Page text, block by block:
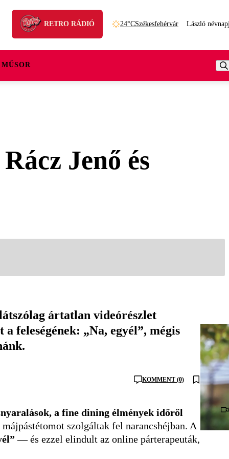
RETRO RÁDIÓ 24°CSzékesfehérvár László
Jenő és
ártatlan videórészlet
feleségének: „Na, egyél”, mégis
KOMMENT (0)
a fine dining élmények időről
szolgáltak fel narancshéjban. A
— és ezzel elindult az online párterapeuták,